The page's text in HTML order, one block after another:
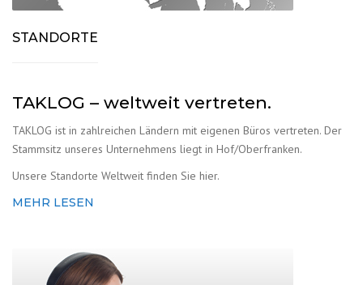
STANDORTE
TAKLOG – weltweit vertreten.
TAKLOG ist in zahlreichen Ländern mit eigenen Büros vertreten. Der
Stammsitz unseres Unternehmens liegt in Hof/Oberfranken.
Unsere Standorte Weltweit finden Sie hier.
MEHR LESEN